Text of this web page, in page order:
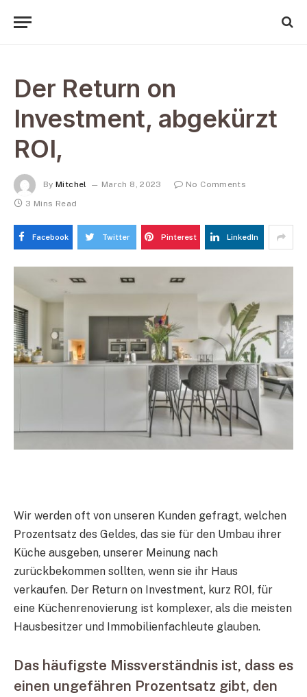
Der Return on
Investment, abgekürzt
ROI,
By Mitchel March 8, 2023
No Comments
3 Mins Read
Facebook Twitter Pinterest LinkedIn
Wir werden oft von unseren Kunden gefragt, welchen
Prozentsatz des Geldes, das sie für den Umbau ihrer
Küche ausgeben, unserer Meinung nach
zurückbekommen sollten, wenn sie ihr Haus
verkaufen. Der Return on Investment, kurz ROI, für
eine Küchenrenovierung ist komplexer, als die meisten
Hausbesitzer und Immobilienfachleute glauben.
Das häufigste Missverständnis ist, dass es
einen ungefähren Prozentsatz gibt, den